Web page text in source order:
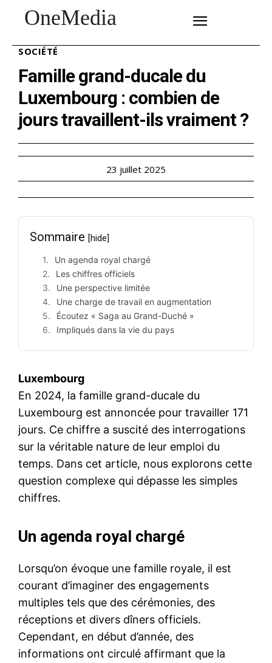
OneMedia
SOCIÉTÉ
Famille grand-ducale du
Luxembourg : combien de
jours travaillent-ils vraiment ?
23 juillet 2025
Sommaire [hide]
Un agenda royal chargé
Les chiffres officiels
Une perspective limitée
Une charge de travail en augmentation
Écoutez « Saga au Grand-Duché »
Impliqués dans la vie du pays
Luxembourg
En 2024, la famille grand-ducale du
Luxembourg est annoncée pour travailler 171
jours. Ce chiffre a suscité des interrogations
sur la véritable nature de leur emploi du
temps. Dans cet article, nous explorons cette
question complexe qui dépasse les simples
chiffres.
Un agenda royal chargé
Lorsqu’on évoque une famille royale, il est
courant d’imaginer des engagements
multiples tels que des cérémonies, des
réceptions et divers dîners officiels.
Cependant, en début d’année, des
informations ont circulé affirmant que la